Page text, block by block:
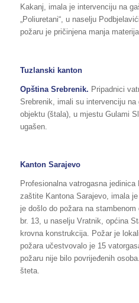
Kakanj, imala je intervenciju na
„Poliuretani“, u naselju
požaru je pričinjena manja
Tuzlanski kanton
Opština Srebrenik. Pripadnici
Srebrenik, imali su intervenciju na
objektu (štala), u mjestu Gulami
ugašen.
Kanton Sarajevo
Profesionalna vatrogasna
zaštite Kantona Sarajevo, imala
je došlo do požara na
br. 13, u naselju Vratnik, općina
krovna konstrukcija. Požar je
požara učestvovalo je 15
požaru nije bilo povrijeđenih
šteta.